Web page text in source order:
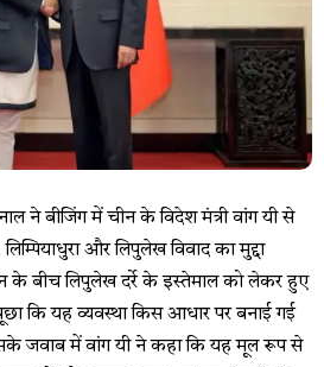
ने बीजिंग में चीन के विदेश मंत्री वांग यी से
और लिपुलेख विवाद का मुद्दा
के बीच लिपुलेख दर्रे के इस्तेमाल को लेकर हुए
कि यह व्यवस्था किस आधार पर बनाई गई
जवाब में वांग यी ने कहा कि यह मूल रूप से